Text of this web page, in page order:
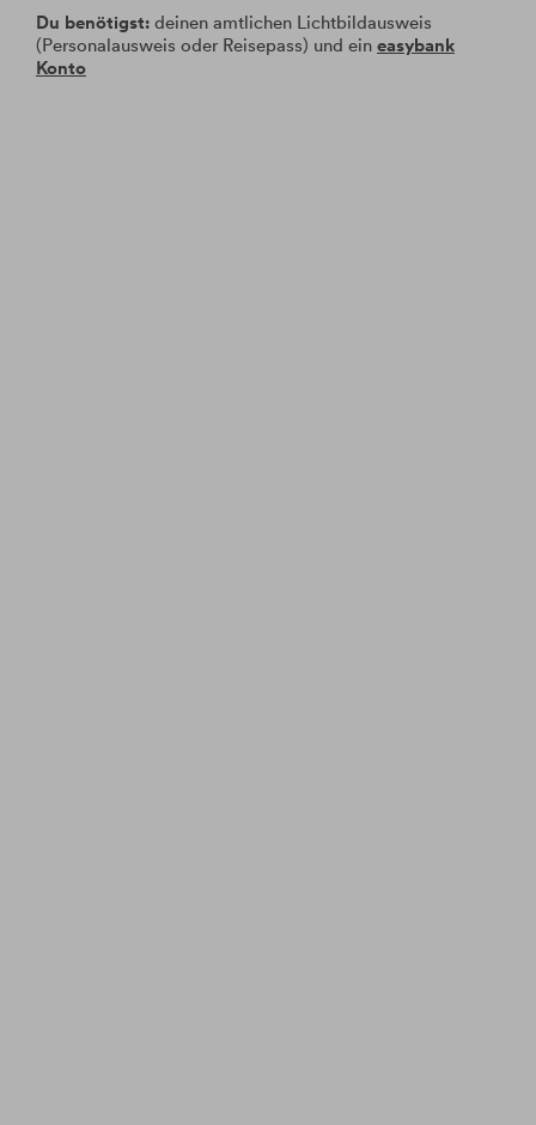
Du benötigst: deinen amtlichen Lichtbildausweis
(Personalausweis oder Reisepass) und ein easybank
Konto